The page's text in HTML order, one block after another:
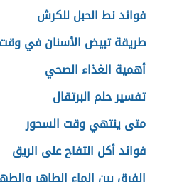
فوائد نط الحبل للكرش
طريقة تبيض الأسنان في
أهمية الغذاء الصحي
تفسير حلم البرتقال
متى ينتهي وقت السحور
فوائد أكل التفاح على الريق